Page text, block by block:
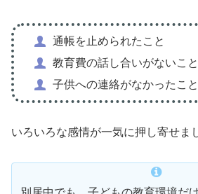
通帳を止められたこと
教育費の話し合いがないこと
子供への連絡がなかったこと
いろいろな感情が一気に押し寄せま